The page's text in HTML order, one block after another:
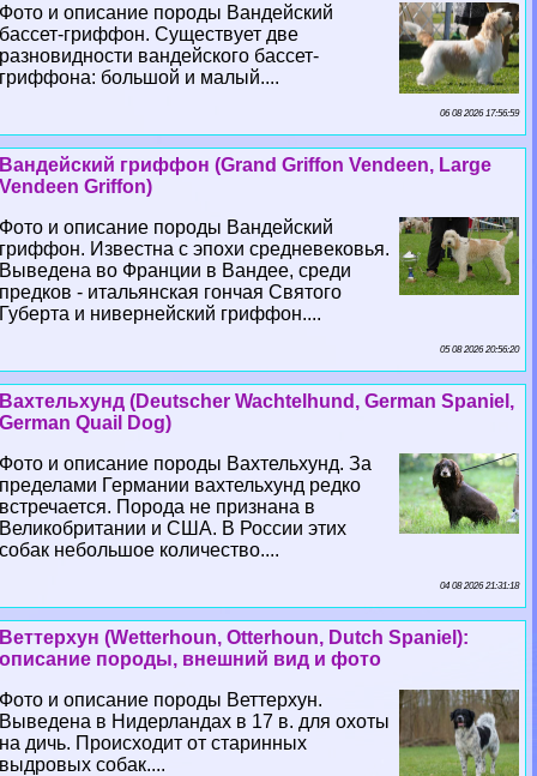
Фото и описание породы Вандейский
бассет-гриффон. Существует две
разновидности вандейского бассет-
гриффона: большой и малый....
06 08 2026 17:56:59
Вандейский гриффон (Grand Griffon Vendeen, Large
Vendeen Griffon)
Фото и описание породы Вандейский
гриффон. Известна с эпохи средневековья.
Выведена во Франции в Вандее, среди
предков - итальянская гончая Святого
Губерта и нивернейский гриффон....
05 08 2026 20:56:20
Вахтельхунд (Deutscher Wachtelhund, German Spaniel,
German Quail Dog)
Фото и описание породы Вахтельхунд. За
пределами Германии вахтельхунд редко
встречается. Порода не признана в
Великобритании и США. В России этих
собак небольшое количество....
04 08 2026 21:31:18
Веттерхун (Wetterhoun, Otterhoun, Dutch Spaniel):
описание породы, внешний вид и фото
Фото и описание породы Веттерхун.
Выведена в Нидерландах в 17 в. для охоты
на дичь. Происходит от старинных
выдровых собак....